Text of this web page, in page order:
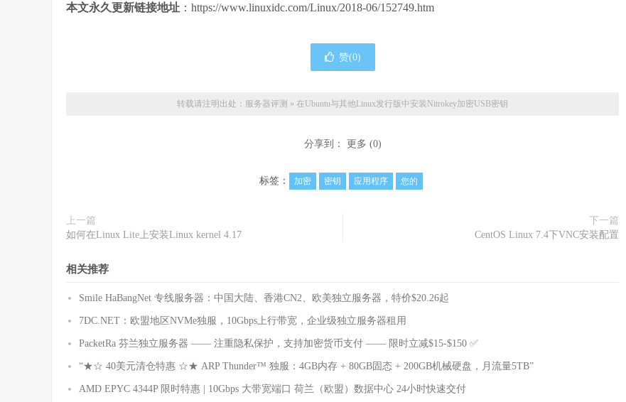
本文永久更新链接地址 ：https://www.linuxidc.com/Linux/2018-06/152749.htm
赞(0)
转载请注明出处： 服务器评测 » 在Ubuntu与其他Linux发行版中安装Nitrokey加密USB密钥
分享到： 更多 (0)
标签： 加密 密钥 应用程序 您的
上一篇
如何在Linux Lite上安装Linux kernel 4.17
下一篇
CentOS Linux 7.4下VNC安装配置
相关推荐
Smile HaBangNet 专线服务器：中国大陆、香港CN2、欧美独立服务器，特价$20.26起
7DC.NET：欧盟地区NVMe独服，10Gbps上行带宽，企业级独立服务器租用
PacketRa 芬兰独立服务器 —— 注重隐私保护，支持加密货币支付 —— 限时立减$15-$150 ✅
“★☆ 40美元清仓特惠 ☆★ ARP Thunder™ 独服：4GB内存 + 80GB固态 + 200GB机械硬盘，月流量5TB”
AMD EPYC 4344P 限时特惠 | 10Gbps 大带宽端口 荷兰（欧盟）数据中心 24小时快速交付